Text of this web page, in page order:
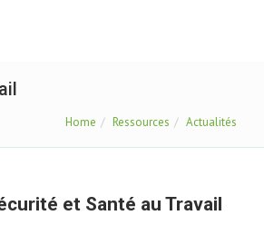
Home Ressources Actualités
et Santé au Travail